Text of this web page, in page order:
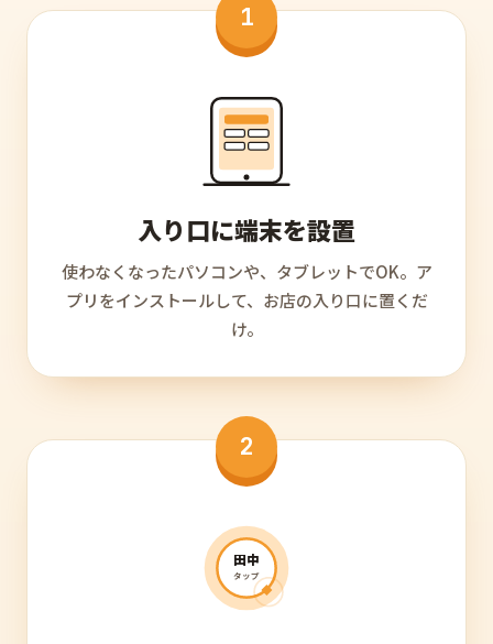
1
入り口に端末を設置
使わなくなったパソコンや、タブレットでOK。ア
プリをインストールして、お店の入り口に置くだ
け。
2
田中
タップ